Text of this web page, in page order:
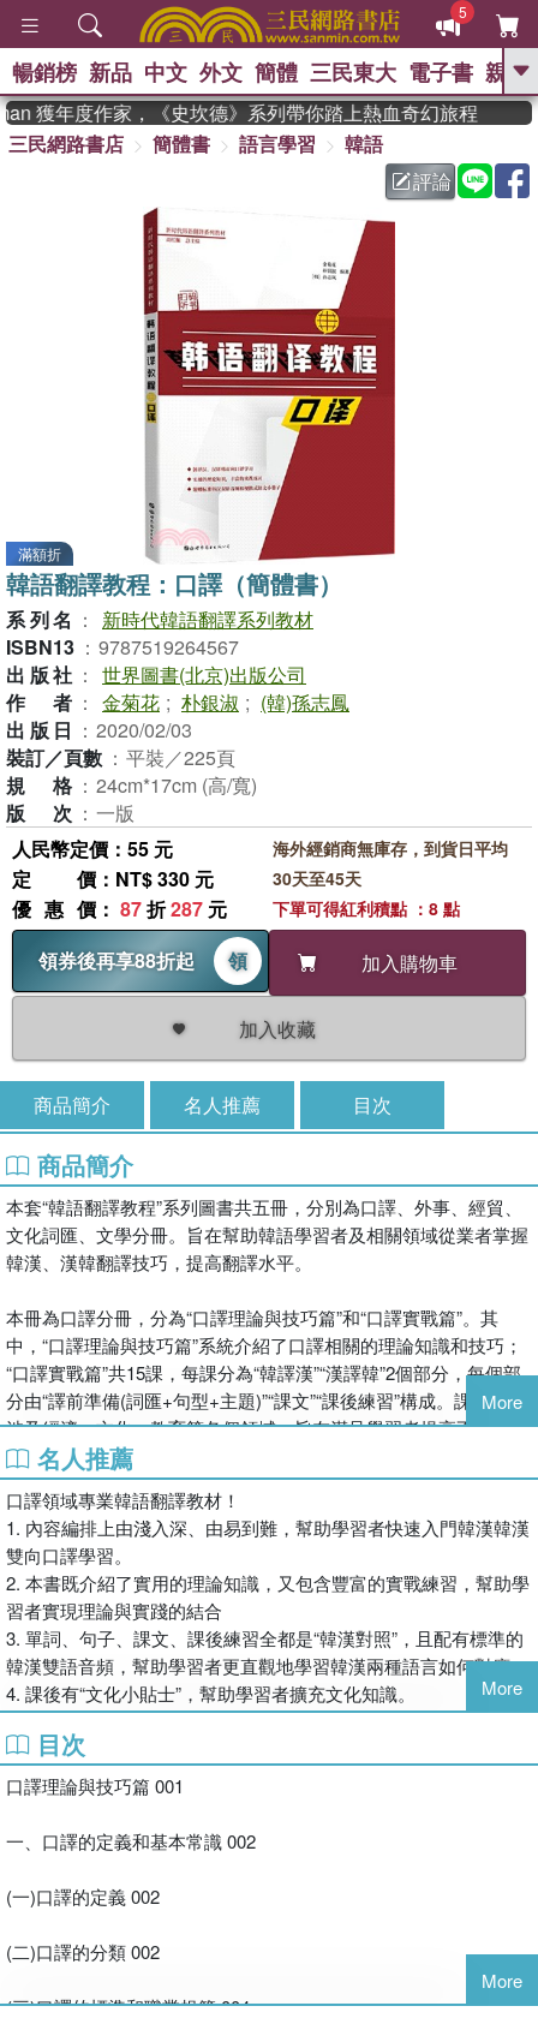
5
GO
熱搜： 東野圭吾 、
父親節 、 如果歷
暑期推薦 、 國際布克
方念華
數學女孩：黎曼猜想
偉大的迷走神經
暢銷榜 新品 中文 外文 簡體 三民東大 電子書 親子
獲年度作家，《史坎德》系列帶你踏上熱血奇幻旅程
三民網路書店
簡體書 語言學習
韓語
評論
滿額折
韓語翻譯教程：口譯（簡體書）
系列名 ：
新時代韓語翻譯系列教材
ISBN13 ： 9787519264567
出版社 ： 世界圖書(北京)出版公司
作者 ： 金菊花 ; 朴銀淑 ; (韓)孫志鳳
出版日 ： 2020/02/03
裝訂／頁數 ： 平裝／225頁
規格 ： 24cm*17cm (高/寬)
版次 ： 一版
人民幣定價：55 元
定價 ：NT$ 330 元
優惠價 ： 87折287 元
領券後再享88折起
領 加入購物車
加入收藏
海外經銷商無庫存，到貨日平均
30天至45天
下單可得紅利積點 ：8 點
商品簡介 名人推薦 目次
商品簡介
本套“韓語翻譯教程”系列圖書共五冊，分別為口譯、外事、經貿、
文化詞匯、文學分冊。旨在幫助韓語學習者及相關領域從業者掌握
韓漢、漢韓翻譯技巧，提高翻譯水平。
本冊為口譯分冊，分為“口譯理論與技巧篇”和“口譯實戰篇”。其
中，“口譯理論與技巧篇”系統介紹了口譯相關的理論知識和技巧；
“口譯實戰篇”共15課，每課分為“韓譯漢”“漢譯韓”2個部分，每個部
分由“譯前準備(詞匯+句型+主題)”“課文”“課後練習”構成。課文內容
涉及經濟、文化、教育等各個領域，旨在滿足學習者提高不同領域
口譯水平的需求。附錄由“詩句名言”“常用檢索網站”“外語詞中文譯
名”3個部分組成。附贈小冊子中含有譯前準備、課文與課後練習部
分的參考譯文。
More
名人推薦
口譯領域專業韓語翻譯教材！
1. 內容編排上由淺入深、由易到難，幫助學習者快速入門韓漢韓漢
雙向口譯學習。
2. 本書既介紹了實用的理論知識，又包含豐富的實戰練習，幫助學
習者實現理論與實踐的結合
3. 單詞、句子、課文、課後練習全都是“韓漢對照”，且配有標準的
韓漢雙語音頻，幫助學習者更直觀地學習韓漢兩種語言如何對應。
4. 課後有“文化小貼士”，幫助學習者擴充文化知識。
More
目次
口譯理論與技巧篇 001
一、口譯的定義和基本常識 002
(一)口譯的定義 002
(二)口譯的分類 002
(三)口譯的標準和職業規範 004
More